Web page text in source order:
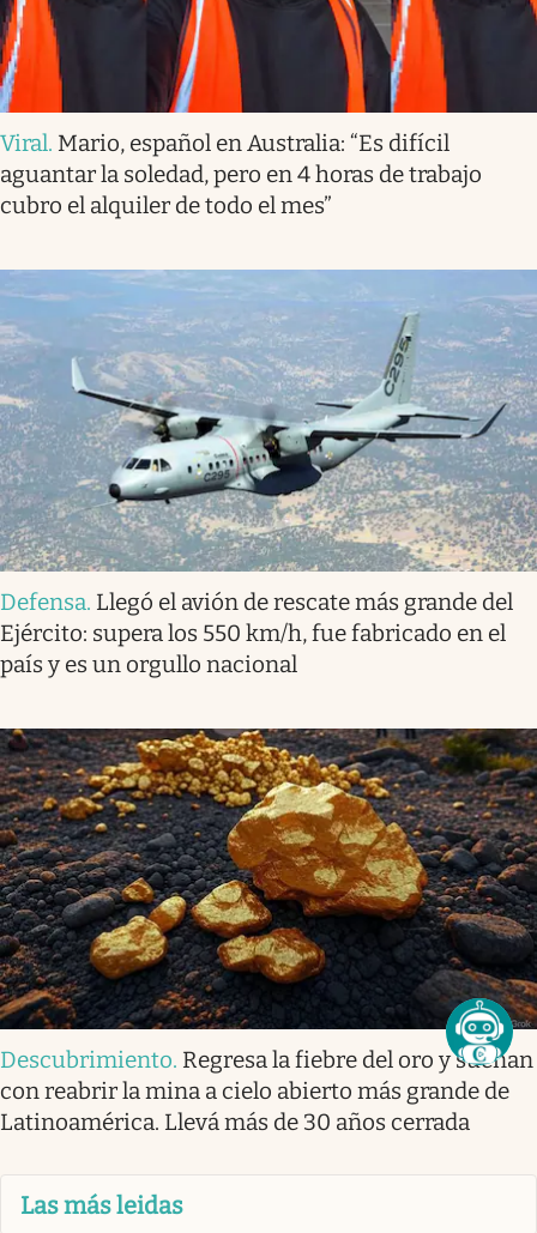
Viral. Mario, español en Australia: “Es difícil
aguantar la soledad, pero en 4 horas de trabajo
cubro el alquiler de todo el mes”
Defensa. Llegó el avión de rescate más grande del
Ejército: supera los 550 km/h, fue fabricado en el
país y es un orgullo nacional
Descubrimiento. Regresa la fiebre del oro y sueñan
con reabrir la mina a cielo abierto más grande de
Latinoamérica. Llevá más de 30 años cerrada
Las más leidas